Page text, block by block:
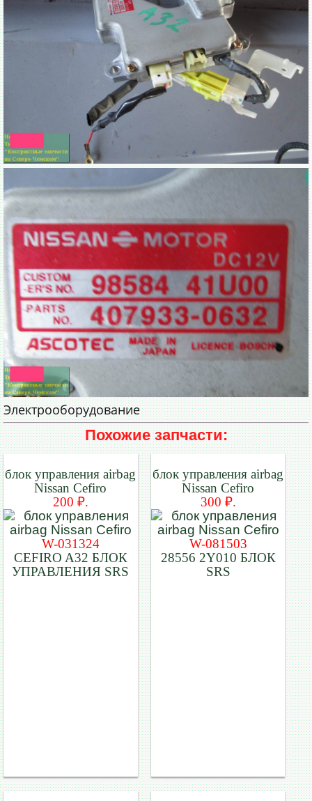
Электрооборудование
Похожие запчасти:
блок управления airbag
Nissan Cefiro
200 ₽.
W-031324
CEFIRO A32 БЛОК
УПРАВЛЕНИЯ SRS
блок управления airbag
Nissan Cefiro
300 ₽.
W-081503
28556 2Y010 БЛОК
SRS